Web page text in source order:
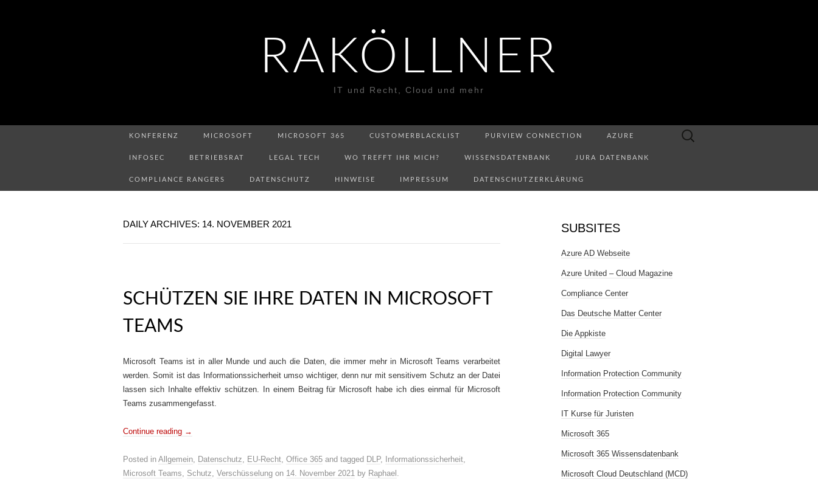
RAKÖLLNER
IT und Recht, Cloud und mehr
KONFERENZ MICROSOFT MICROSOFT 365 CUSTOMERBLACKLIST PURVIEW CONNECTION AZURE
INFOSEC BETRIEBSRAT LEGAL TECH WO TREFFT IHR MICH? WISSENSDATENBANK JURA DATENBANK
COMPLIANCE RANGERS DATENSCHUTZ HINWEISE IMPRESSUM DATENSCHUTZERKLÄRUNG
Suchen
DAILY ARCHIVES: 14. NOVEMBER 2021
SCHÜTZEN SIE IHRE DATEN IN MICROSOFT
TEAMS
Microsoft Teams ist in aller Munde und auch die Daten, die immer mehr in Microsoft Teams verarbeitet
werden. Somit ist das Informationssicherheit umso wichtiger, denn nur mit sensitivem Schutz an der Datei
lassen sich Inhalte effektiv schützen. In einem Beitrag für Microsoft habe ich dies einmal für Microsoft
Teams zusammengefasst.
Continue reading →
Posted in Allgemein, Datenschutz, EU-Recht, Office 365 and tagged DLP, Informationssicherheit,
Microsoft Teams, Schutz, Verschüsselung on 14. November 2021 by Raphael .
SUBSITES
Azure AD Webseite
Azure United – Cloud Magazine
Compliance Center
Das Deutsche Matter Center
Die Appkiste
Digital Lawyer
Information Protection Community
Information Protection Community
IT Kurse für Juristen
Microsoft 365
Microsoft 365 Wissensdatenbank
Microsoft Cloud Deutschland (MCD)